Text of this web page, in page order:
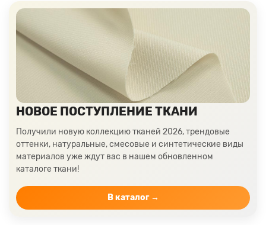
принтовыми рисунками – у нас есть всё,
чтобы удовлетворить потребности в
создании неповторимых образов.
Мы понимаем, насколько важно быть
уверенным в качестве материала, поэтому
предлагаем возможность заказать
бесплатные образцы ткани прямо из
каталога нашего интернет-магазина. Таким
образом, Вы можете лично затронуть
изысканность шелка и принять вдумчивое
решение перед оформлением заказа.
Для удобства мы осуществляем быструю
отправку со своего склада по всей России и
заказ будет доставлен оперативно и с
должной заботой.
НОВОЕ ПОСТУПЛЕНИЕ ТКАНИ
Получили новую коллекцию тканей 2026, трендовые
оттенки, натуральные, смесовые и синтетические виды
материалов уже ждут вас в нашем обновленном
каталоге ткани!
В каталог →